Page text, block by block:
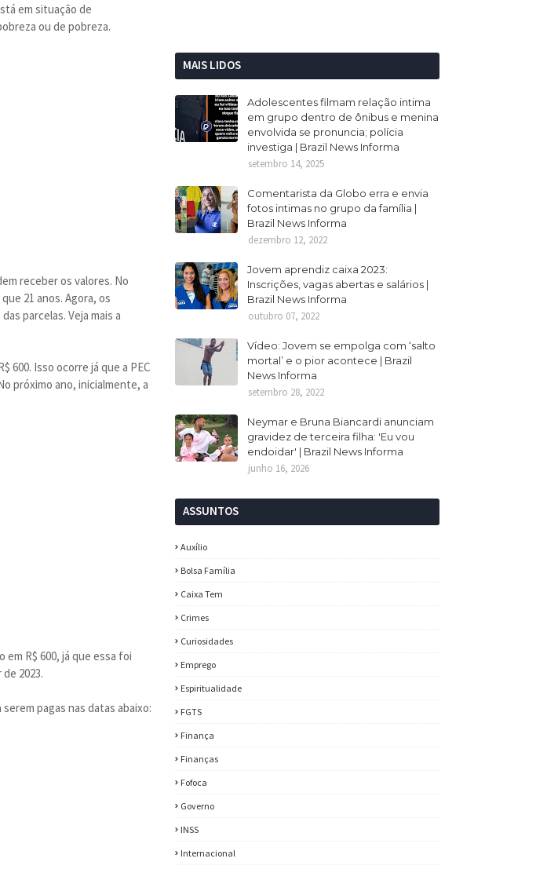
em situação de
ou de pobreza.
receber os valores. No
21 anos. Agora, os
parcelas. Veja mais a
600. Isso ocorre já que a PEC
próximo ano, inicialmente, a
R$ 600, já que essa foi
2023.
pagas nas datas abaixo:
MAIS LIDOS
Adolescentes filmam relação intima
em grupo dentro de ônibus e menina
envolvida se pronuncia; polícia
investiga | Brazil News Informa
setembro 14, 2025
Comentarista da Globo erra e envia
fotos intimas no grupo da família |
Brazil News Informa
dezembro 12, 2022
Jovem aprendiz caixa 2023:
Inscrições, vagas abertas e salários |
Brazil News Informa
outubro 07, 2022
Vídeo: Jovem se empolga com ‘salto
mortal’ e o pior acontece | Brazil
News Informa
setembro 28, 2022
Neymar e Bruna Biancardi anunciam
gravidez de terceira filha: 'Eu vou
endoidar' | Brazil News Informa
junho 16, 2026
ASSUNTOS
Auxílio
Bolsa Família
Caixa Tem
Crimes
Curiosidades
Emprego
Espiritualidade
FGTS
Finança
Finanças
Fofoca
Governo
INSS
Internacional